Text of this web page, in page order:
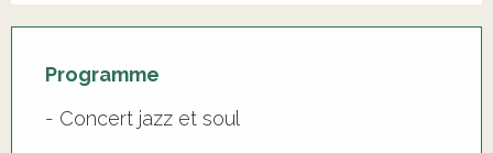
Programme
- Concert jazz et soul